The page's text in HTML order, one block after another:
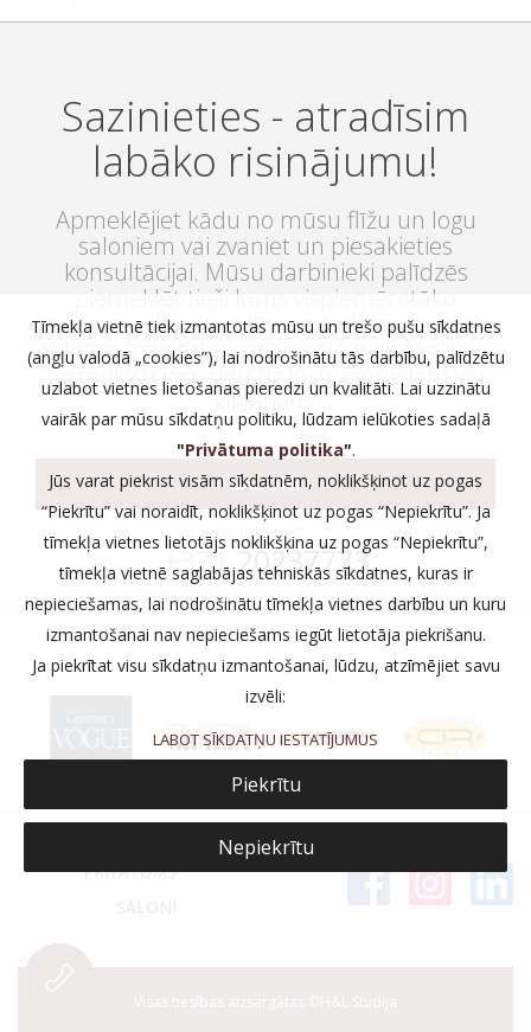
Sazinieties - atradīsim
labāko risinājumu!
Apmeklējiet kādu no mūsu flīžu un logu
saloniem vai zvaniet un piesakieties
konsultācijai. Mūsu darbinieki palīdzēs
piemeklēt tieši Jums vispiemērotāko
risinājumu, kas ļaus Jūsu mājoklim vai darba
telpām izskatīties satriecoši un atstās elpu
aizraujošu iespaidu uz Jūsu ciemiņiem vai
klientiem.
SALONI
vai zvaniet:
+37120237773
PRIVĀTUMS
Tīmekļa vietnē tiek izmantotas mūsu un trešo pušu sīkdatnes
(angļu valodā „cookies”), lai nodrošinātu tās darbību, palīdzētu
uzlabot vietnes lietošanas pieredzi un kvalitāti. Lai uzzinātu
vairāk par mūsu sīkdatņu politiku, lūdzam ielūkoties sadaļā
"Privātuma politika".
Jūs varat piekrist visām sīkdatnēm, noklikšķinot uz pogas
“Piekrītu” vai noraidīt, noklikšķinot uz pogas “Nepiekrītu”. Ja
tīmekļa vietnes lietotājs noklikšķina uz pogas “Nepiekrītu”,
tīmekļa vietnē saglabājas tehniskās sīkdatnes, kuras ir
nepieciešamas, lai nodrošinātu tīmekļa vietnes darbību un kuru
izmantošanai nav nepieciešams iegūt lietotāja piekrišanu.
Ja piekrītat visu sīkdatņu izmantošanai, lūdzu, atzīmējiet savu
izvēli:
LABOT SĪKDATŅU IESTATĪJUMUS
Piekrītu
Nepiekrītu